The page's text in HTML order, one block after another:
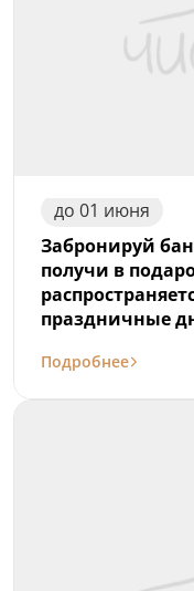
до 01 июня
Забронируй
получи в подарок!
праздничные
Подробнее